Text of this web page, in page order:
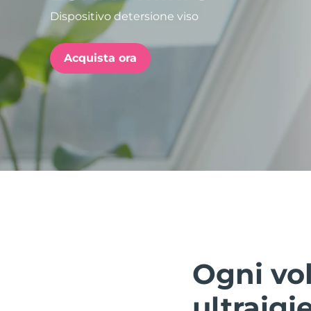
Dispositivo detersione viso
Acquista ora
Ogni
issa™ Teeth Whitening Set
POPOLARE